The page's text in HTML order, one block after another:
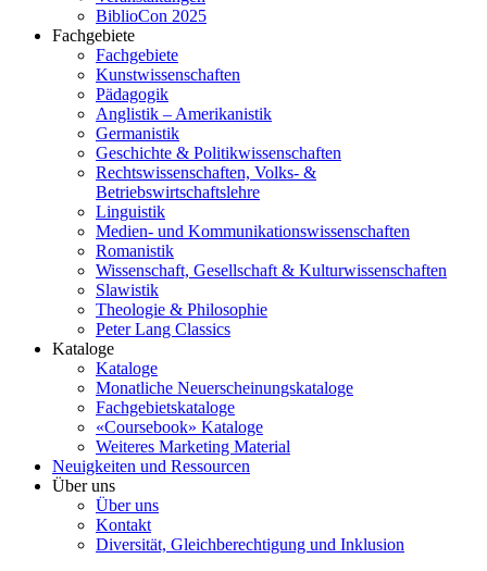
BiblioCon 2025
Fachgebiete
Fachgebiete
Kunstwissenschaften
Pädagogik
Anglistik – Amerikanistik
Germanistik
Geschichte & Politikwissenschaften
Rechtswissenschaften, Volks- &
Betriebswirtschaftslehre
Linguistik
Medien- und Kommunikationswissenschaften
Romanistik
Wissenschaft, Gesellschaft & Kulturwissenschaften
Slawistik
Theologie & Philosophie
Peter Lang Classics
Kataloge
Kataloge
Monatliche Neuerscheinungskataloge
Fachgebietskataloge
«Coursebook» Kataloge
Weiteres Marketing Material
Neuigkeiten und Ressourcen
Über uns
Über uns
Kontakt
Diversität, Gleichberechtigung und Inklusion